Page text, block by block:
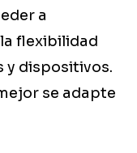
a
flexibilidad
y dispositivos.
se adapte